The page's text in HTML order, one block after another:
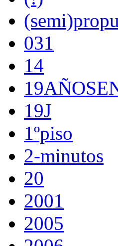
031
14
19J
1ºpiso
2-minutos
20
2001
2005